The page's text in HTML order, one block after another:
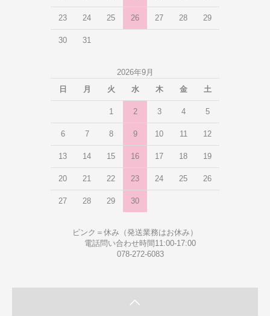
23 24 25 26 27 28 29
30 31
2026年9月
日
月 火 水 木 金 土
1 2 3 4 5
6 7 8 9 10 11 12
13 14 15 16 17 18 19
20 21 22 23 24 25 26
27 28 29 30
ピンク＝休み（発送業務はお休み）
電話問い合わせ時間11:00-17:00
078-272-6083